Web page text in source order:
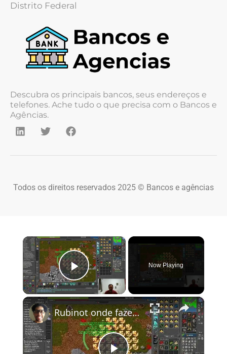
Distrito Federal
Descubra os principais bancos, seus endereços e
telefones. Ache tudo o que precisa com o Bancos e
Agências.
Todos os direitos reservados 2025 © Bancos e agências
×
Play Video
Now Playing
×
Rubinot onde fazer a Task de Oramond